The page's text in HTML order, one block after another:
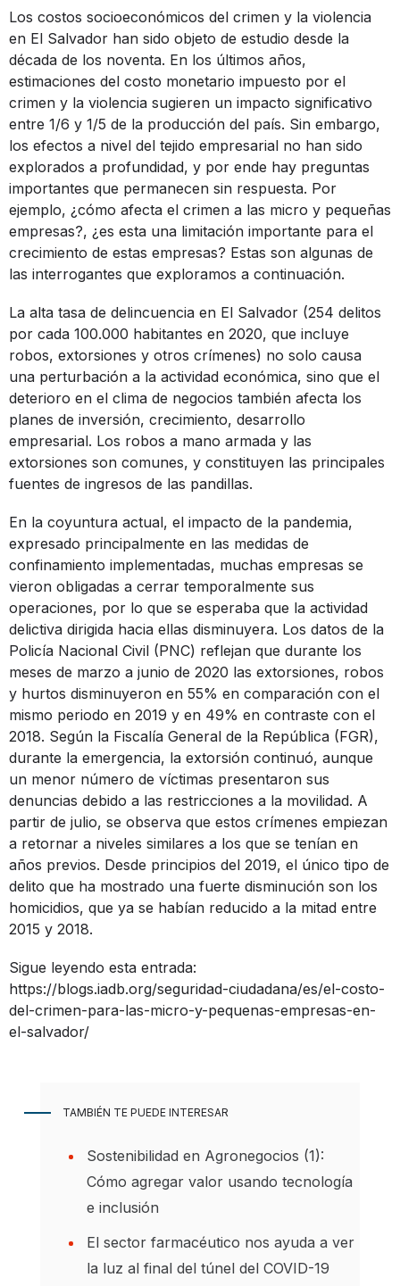
Los costos socioeconómicos del crimen y la violencia
en El Salvador han sido objeto de estudio desde la
década de los noventa. En los últimos años,
estimaciones del costo monetario impuesto por el
crimen y la violencia sugieren un impacto significativo
entre 1/6 y 1/5 de la producción del país. Sin embargo,
los efectos a nivel del tejido empresarial no han sido
explorados a profundidad, y por ende hay preguntas
importantes que permanecen sin respuesta. Por
ejemplo, ¿cómo afecta el crimen a las micro y pequeñas
empresas?, ¿es esta una limitación importante para el
crecimiento de estas empresas? Estas son algunas de
las interrogantes que exploramos a continuación.
La alta tasa de delincuencia en El Salvador (254 delitos
por cada 100.000 habitantes en 2020, que incluye
robos, extorsiones y otros crímenes) no solo causa
una perturbación a la actividad económica, sino que el
deterioro en el clima de negocios también afecta los
planes de inversión, crecimiento, desarrollo
empresarial. Los robos a mano armada y las
extorsiones son comunes, y constituyen las principales
fuentes de ingresos de las pandillas.
En la coyuntura actual, el impacto de la pandemia,
expresado principalmente en las medidas de
confinamiento implementadas, muchas empresas se
vieron obligadas a cerrar temporalmente sus
operaciones, por lo que se esperaba que la actividad
delictiva dirigida hacia ellas disminuyera. Los datos de la
Policía Nacional Civil (PNC) reflejan que durante los
meses de marzo a junio de 2020 las extorsiones, robos
y hurtos disminuyeron en 55% en comparación con el
mismo periodo en 2019 y en 49% en contraste con el
2018. Según la Fiscalía General de la República (FGR),
durante la emergencia, la extorsión continuó, aunque
un menor número de víctimas presentaron sus
denuncias debido a las restricciones a la movilidad. A
partir de julio, se observa que estos crímenes empiezan
a retornar a niveles similares a los que se tenían en
años previos. Desde principios del 2019, el único tipo de
delito que ha mostrado una fuerte disminución son los
homicidios, que ya se habían reducido a la mitad entre
2015 y 2018.
Sigue leyendo esta entrada:
https://blogs.iadb.org/seguridad-ciudadana/es/el-costo-
del-crimen-para-las-micro-y-pequenas-empresas-en-
el-salvador/
TAMBIÉN TE PUEDE INTERESAR
Sostenibilidad en Agronegocios (1):
Cómo agregar valor usando tecnología
e inclusión
El sector farmacéutico nos ayuda a ver
la luz al final del túnel del COVID-19